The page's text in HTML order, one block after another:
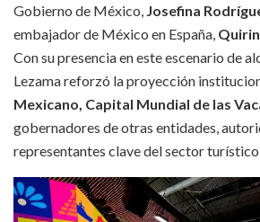
Gobierno de México, Josefina
embajador de México en España,
Con su presencia en este escenario de
Lezama reforzó la proyección
Mexicano, Capital Mundial de las
gobernadores de otras entidades,
representantes clave del sector